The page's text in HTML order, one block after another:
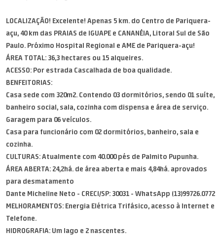
LOCALIZAÇÃO! Excelente! Apenas 5 km. do Centro de Pariquera-
açu, 40 km das PRAIAS de IGUAPE e CANANÉIA, Litoral Sul de São
Paulo. Próximo Hospital Regional e AME de Pariquera-açu!
ÁREA TOTAL: 36,3 hectares ou 15 alqueires.
ACESSO: Por estrada Cascalhada de boa qualidade.
BENFEITORIAS:
Casa sede com 320m2. Contendo 03 dormitórios, sendo 01 suíte,
banheiro social, sala, cozinha com dispensa e área de serviço.
Garagem para 06 veículos.
Casa para funcionário com 02 dormitórios, banheiro, sala e
cozinha.
CULTURAS: Atualmente com 40.000 pés de Palmito Pupunha.
ÁREA ABERTA: 24,2há. de área aberta e mais 4,84há. aprovados
para desmatamento
Dante Micheline Neto - CRECI/SP: 30031 - WhatsApp (13)99726.0772
MELHORAMENTOS: Energia Elétrica Trifásico, acesso à Internet e
Telefone.
HIDROGRAFIA: Um lago e 2 nascentes.